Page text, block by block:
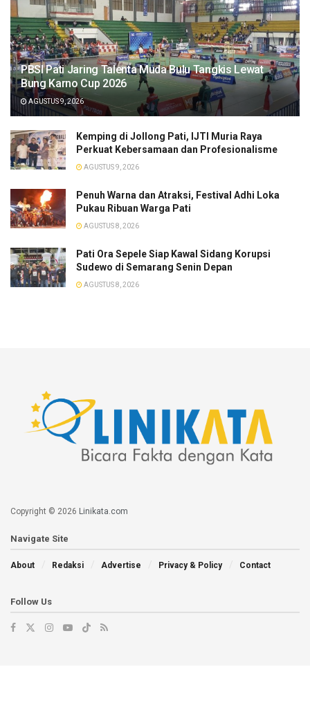
PBSI Pati Jaring Talenta Muda Bulu Tangkis Lewat
Bung Karno Cup 2026
AGUSTUS 9, 2026
​Kemping di Jollong Pati, IJTI Muria Raya
Perkuat Kebersamaan dan Profesionalisme
AGUSTUS 9, 2026
Penuh Warna dan Atraksi, Festival Adhi Loka
Pukau Ribuan Warga Pati
AGUSTUS 8, 2026
Pati Ora Sepele Siap Kawal Sidang Korupsi
Sudewo di Semarang Senin Depan
AGUSTUS 8, 2026
Copyright © 2026 Linikata.com
Navigate Site
About Redaksi Advertise Privacy & Policy Contact
Follow Us